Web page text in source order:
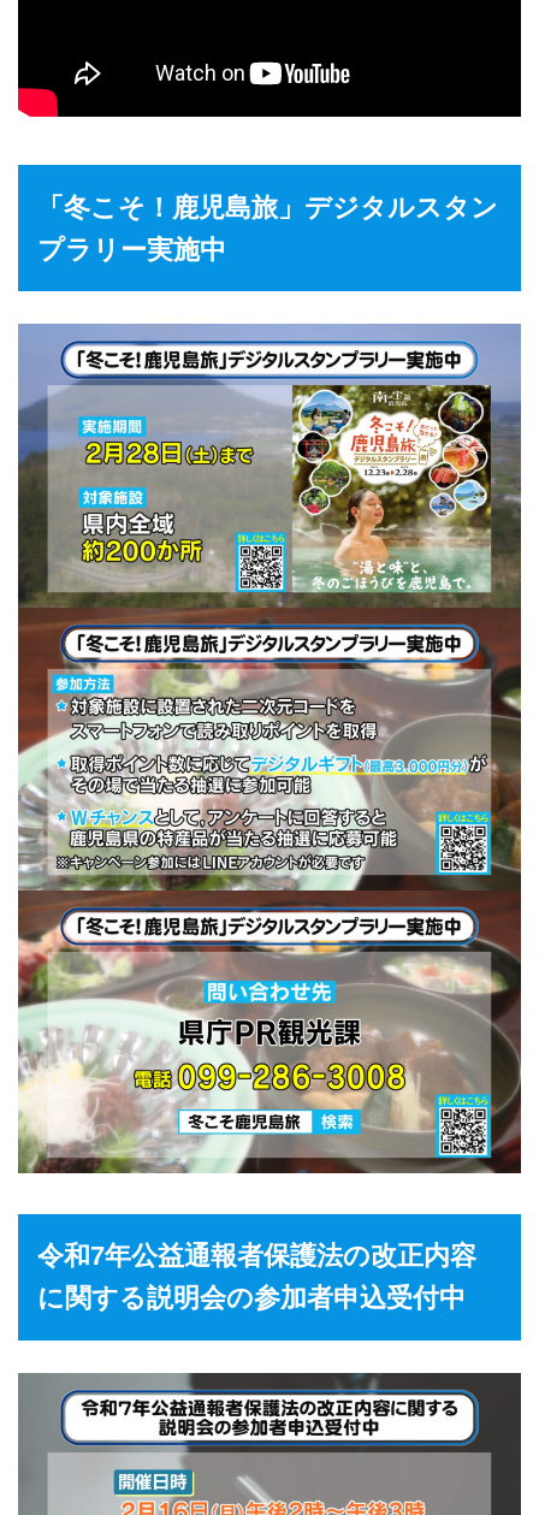
「冬こそ！鹿児島旅」デジタルスタン
プラリー実施中
令和7年公益通報者保護法の改正内容
に関する説明会の参加者申込受付中